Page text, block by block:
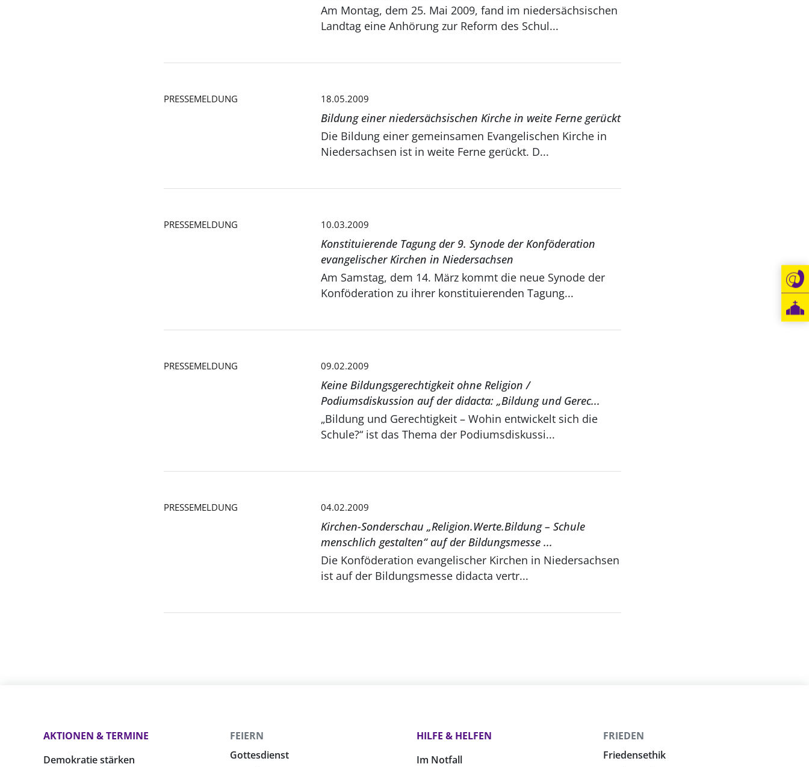
Am Montag, dem 25. Mai 2009, fand im niedersächsischen
Landtag eine Anhörung zur Reform des Schul...
PRESSEMELDUNG 18.05.2009
Bildung einer niedersächsischen Kirche in weite Ferne gerückt
Die Bildung einer gemeinsamen Evangelischen Kirche in
Niedersachsen ist in weite Ferne gerückt. D...
PRESSEMELDUNG 10.03.2009
Konstituierende Tagung der 9. Synode der Konföderation
evangelischer Kirchen in Niedersachsen
Am Samstag, dem 14. März kommt die neue Synode der
Konföderation zu ihrer konstituierenden Tagung...
PRESSEMELDUNG 09.02.2009
Keine Bildungsgerechtigkeit ohne Religion /
Podiumsdiskussion auf der didacta: „Bildung und Gerec...
„Bildung und Gerechtigkeit – Wohin entwickelt sich die
Schule?“ ist das Thema der Podiumsdiskussi...
PRESSEMELDUNG 04.02.2009
Kirchen-Sonderschau „Religion.Werte.Bildung – Schule
menschlich gestalten“ auf der Bildungsmesse ...
Die Konföderation evangelischer Kirchen in Niedersachsen
ist auf der Bildungsmesse didacta vertr...
AKTIONEN & TERMINE
Demokratie stärken
FEIERN
Gottesdienst
HILFE & HELFEN
Im Notfall
FRIEDEN
Friedensethik